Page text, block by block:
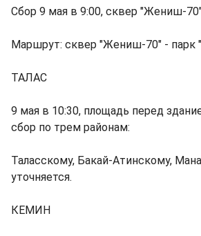
Сбор 9 мая в 9:00, сквер "Жениш-
Маршрут: сквер "Жениш-70" - парк
ТАЛАС
9 мая в 10:30, площадь перед
сбор по трем районам:
Таласскому, Бакай-Атинскому,
уточняется.
КЕМИН